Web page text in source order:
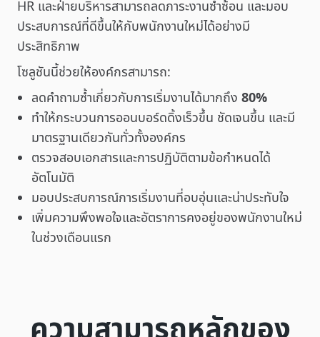
HR และฝ่ายบริหารสามารถลดภาระงานซ้ำซ้อน และมอบ
ประสบการณ์ที่ดีขึ้นให้กับพนักงานใหม่ได้อย่างมี
ประสิทธิภาพ
โซลูชันนี้ช่วยให้องค์กรสามารถ:
ลดคำถามซ้ำเกี่ยวกับการเริ่มงานได้มากถึง 80%
ทำให้กระบวนการออนบอร์ดดิ้งเร็วขึ้น ชัดเจนขึ้น และมี
มาตรฐานเดียวกันทั่วทั้งองค์กร
ตรวจสอบเอกสารและการปฏิบัติตามข้อกำหนดได้
อัตโนมัติ
มอบประสบการณ์การเริ่มงานที่อบอุ่นและน่าประทับใจ
เพิ่มความพึงพอใจและอัตราการคงอยู่ของพนักงานใหม่
ในช่วงเดือนแรก